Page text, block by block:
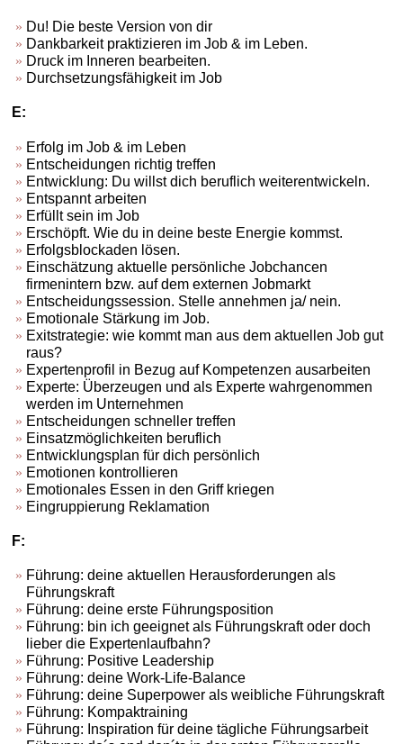
Du! Die beste Version von dir
Dankbarkeit praktizieren im Job & im Leben.
Druck im Inneren bearbeiten.
Durchsetzungsfähigkeit im Job
E:
Erfolg im Job & im Leben
Entscheidungen richtig treffen
Entwicklung: Du willst dich beruflich weiterentwickeln.
Entspannt arbeiten
Erfüllt sein im Job
Erschöpft. Wie du in deine beste Energie kommst.
Erfolgsblockaden lösen.
Einschätzung aktuelle persönliche Jobchancen
firmenintern bzw. auf dem externen Jobmarkt
Entscheidungssession. Stelle annehmen ja/ nein.
Emotionale Stärkung im Job.
Exitstrategie: wie kommt man aus dem aktuellen Job gut
raus?
Expertenprofil in Bezug auf Kompetenzen ausarbeiten
Experte: Überzeugen und als Experte wahrgenommen
werden im Unternehmen
Entscheidungen schneller treffen
Einsatzmöglichkeiten beruflich
Entwicklungsplan für dich persönlich
Emotionen kontrollieren
Emotionales Essen in den Griff kriegen
Eingruppierung Reklamation
F:
Führung: deine aktuellen Herausforderungen als
Führungskraft
Führung: deine erste Führungsposition
Führung: bin ich geeignet als Führungskraft oder doch
lieber die Expertenlaufbahn?
Führung: Positive Leadership
Führung: deine Work-Life-Balance
Führung: deine Superpower als weibliche Führungskraft
Führung: Kompaktraining
Führung: Inspiration für deine tägliche Führungsarbeit